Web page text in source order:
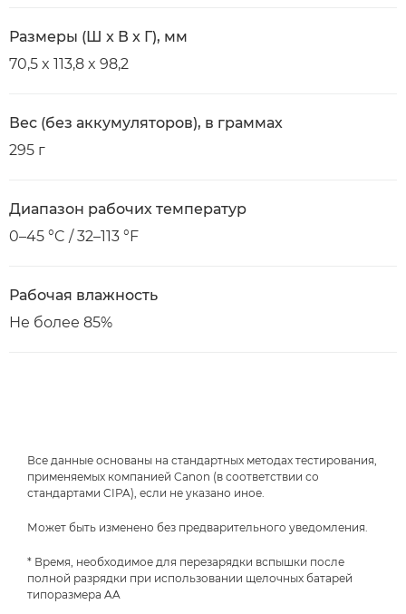
Размеры (Ш x В x Г), мм
70,5 x 113,8 x 98,2
Вес (без аккумуляторов), в граммах
295 г
Диапазон рабочих температур
0–45 °C / 32–113 °F
Рабочая влажность
Не более 85%
Все данные основаны на стандартных методах тестирования,
применяемых компанией Canon (в соответствии со
стандартами CIPA), если не указано иное.
Может быть изменено без предварительного уведомления.
* Время, необходимое для перезарядки вспышки после
полной разрядки при использовании щелочных батарей
типоразмера AA